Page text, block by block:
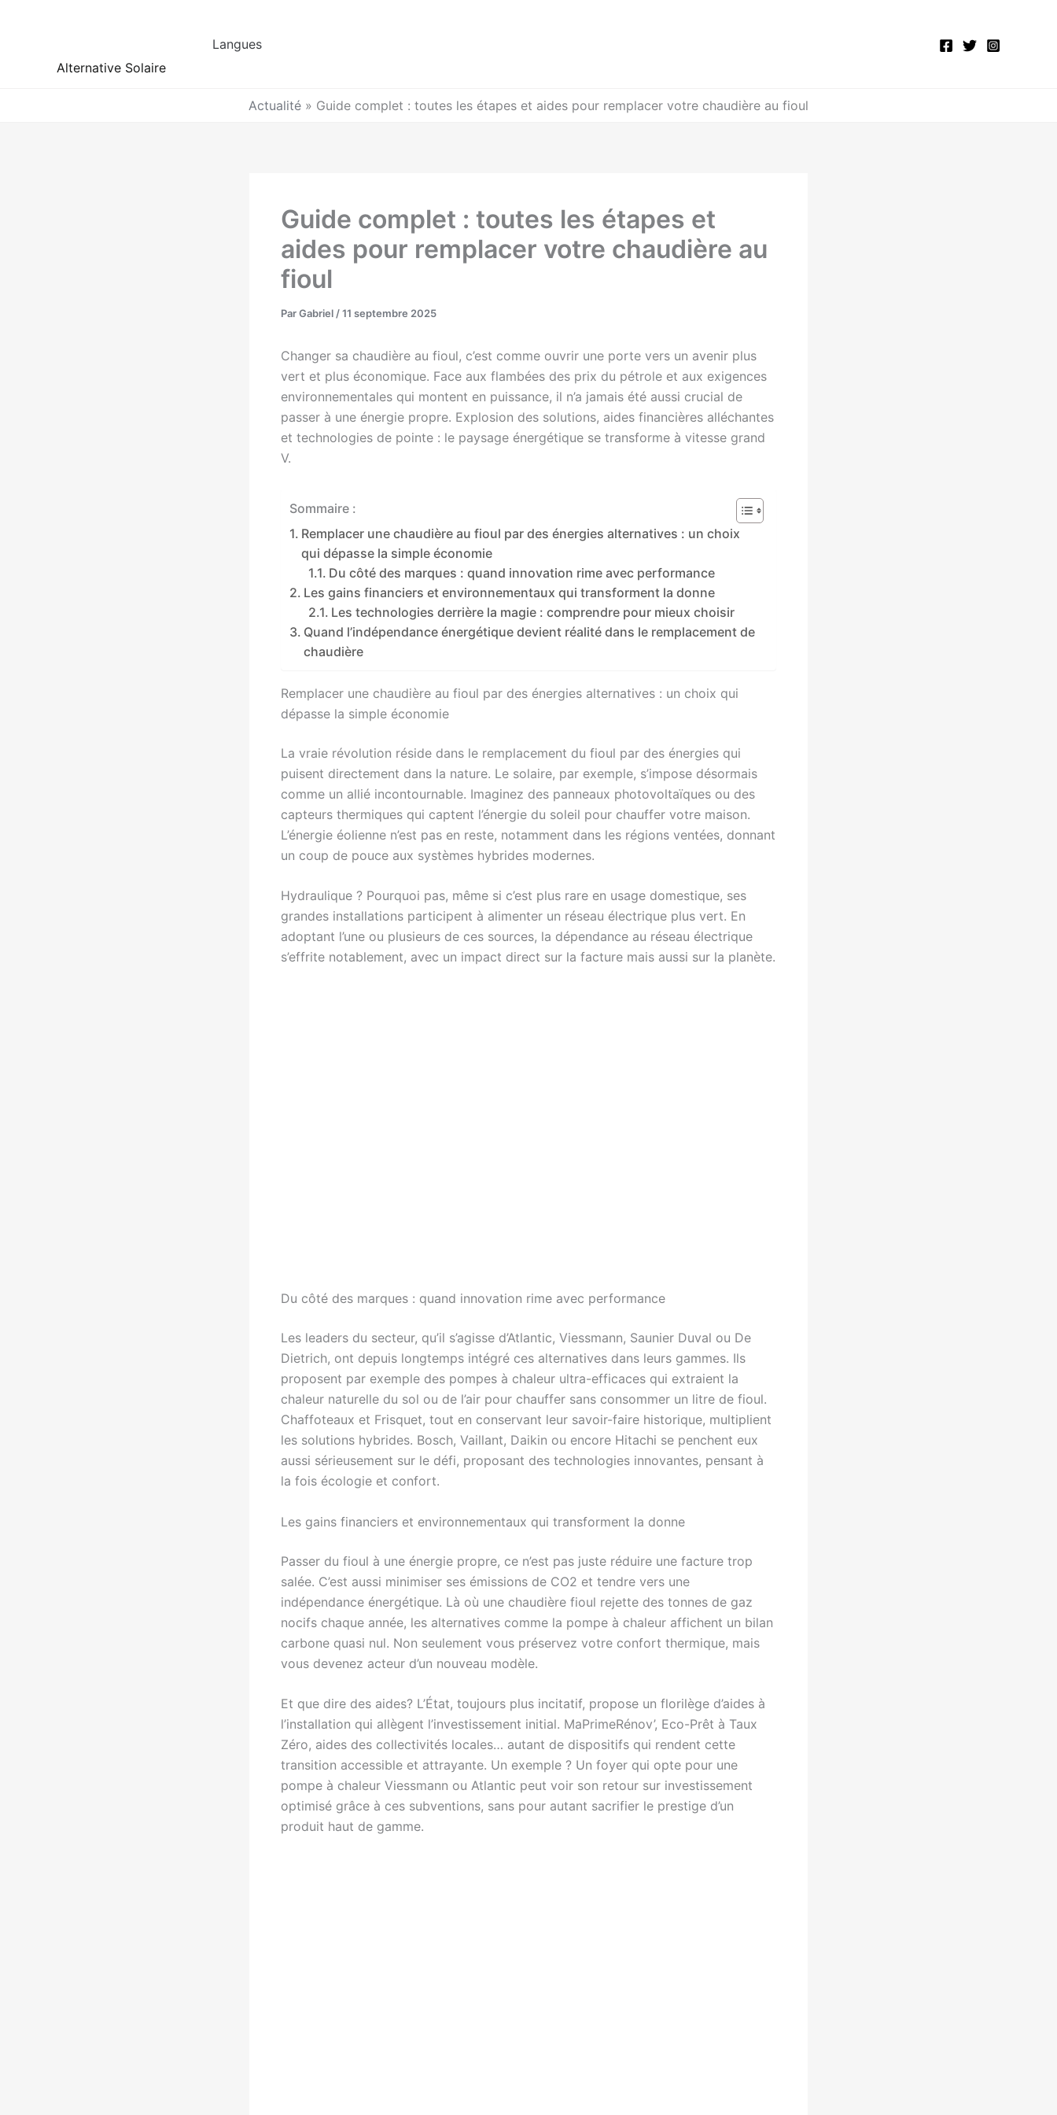
Alternative Solaire
Langues
Actualité » Guide complet : toutes les étapes et aides pour remplacer votre chaudière au fioul
Guide complet : toutes les étapes et
aides pour remplacer votre chaudière au
fioul
ParGabriel /11 septembre 2025
Changer sa chaudière au fioul, c’est comme ouvrir une porte vers un avenir plus
vert et plus économique. Face aux flambées des prix du pétrole et aux exigences
environnementales qui montent en puissance, il n’a jamais été aussi crucial de
passer à une énergie propre. Explosion des solutions, aides financières alléchantes
et technologies de pointe : le paysage énergétique se transforme à vitesse grand
V.
Sommaire :
Remplacer une chaudière au fioul par des énergies alternatives : un choix
qui dépasse la simple économie
Du côté des marques : quand innovation rime avec performance
Les gains financiers et environnementaux qui transforment la donne
Les technologies derrière la magie : comprendre pour mieux choisir
Quand l’indépendance énergétique devient réalité dans le remplacement de
chaudière
Remplacer une chaudière au fioul par des énergies alternatives : un choix qui
dépasse la simple économie
La vraie révolution réside dans le remplacement du fioul par des énergies qui
puisent directement dans la nature. Le solaire, par exemple, s’impose désormais
comme un allié incontournable. Imaginez des panneaux photovoltaïques ou des
capteurs thermiques qui captent l’énergie du soleil pour chauffer votre maison.
L’énergie éolienne n’est pas en reste, notamment dans les régions ventées, donnant
un coup de pouce aux systèmes hybrides modernes.
Hydraulique ? Pourquoi pas, même si c’est plus rare en usage domestique, ses
grandes installations participent à alimenter un réseau électrique plus vert. En
adoptant l’une ou plusieurs de ces sources, la dépendance au réseau électrique
s’effrite notablement, avec un impact direct sur la facture mais aussi sur la planète.
Du côté des marques : quand innovation rime avec performance
Les leaders du secteur, qu’il s’agisse d’Atlantic, Viessmann, Saunier Duval ou De
Dietrich, ont depuis longtemps intégré ces alternatives dans leurs gammes. Ils
proposent par exemple des pompes à chaleur ultra-efficaces qui extraient la
chaleur naturelle du sol ou de l’air pour chauffer sans consommer un litre de fioul.
Chaffoteaux et Frisquet, tout en conservant leur savoir-faire historique, multiplient
les solutions hybrides. Bosch, Vaillant, Daikin ou encore Hitachi se penchent eux
aussi sérieusement sur le défi, proposant des technologies innovantes, pensant à
la fois écologie et confort.
Les gains financiers et environnementaux qui transforment la donne
Passer du fioul à une énergie propre, ce n’est pas juste réduire une facture trop
salée. C’est aussi minimiser ses émissions de CO2 et tendre vers une
indépendance énergétique. Là où une chaudière fioul rejette des tonnes de gaz
nocifs chaque année, les alternatives comme la pompe à chaleur affichent un bilan
carbone quasi nul. Non seulement vous préservez votre confort thermique, mais
vous devenez acteur d’un nouveau modèle.
Et que dire des aides? L’État, toujours plus incitatif, propose un florilège d’aides à
l’installation qui allègent l’investissement initial. MaPrimeRénov’, Eco-Prêt à Taux
Zéro, aides des collectivités locales… autant de dispositifs qui rendent cette
transition accessible et attrayante. Un exemple ? Un foyer qui opte pour une
pompe à chaleur Viessmann ou Atlantic peut voir son retour sur investissement
optimisé grâce à ces subventions, sans pour autant sacrifier le prestige d’un
produit haut de gamme.